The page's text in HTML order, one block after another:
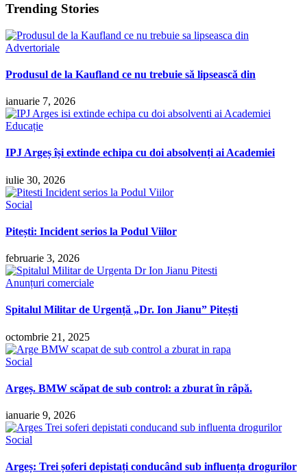
Trending Stories
Advertoriale
Produsul de la Kaufland ce nu trebuie să lipsească din
ianuarie 7, 2026
Educație
IPJ Argeș își extinde echipa cu doi absolvenți ai Academiei
iulie 30, 2026
Social
Pitești: Incident serios la Podul Viilor
februarie 3, 2026
Anunțuri comerciale
Spitalul Militar de Urgență „Dr. Ion Jianu” Pitești
octombrie 21, 2025
Social
Argeș. BMW scăpat de sub control: a zburat în râpă.
ianuarie 9, 2026
Social
Argeș: Trei șoferi depistați conducând sub influența drogurilor